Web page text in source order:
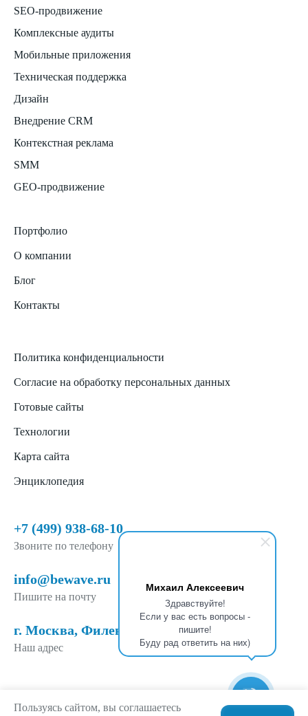
Михаил Алексеевич
Здравствуйте!
Если у вас есть вопросы -
пишите!
Буду рад ответить на них)
SEO-продвижение
Комплексные аудиты
Мобильные приложения
Техническая поддержка
Дизайн
Внедрение CRM
Контекстная реклама
SMM
GEO-продвижение
Портфолио
О компании
Блог
Контакты
Политика конфиденциальности
Согласие на обработку персональных данных
Готовые сайты
Технологии
Карта сайта
Энциклопедия
+7 (499) 938-68-10
Звоните по телефону
info@bewave.ru
Пишите на почту
г. Москва, Филевский б-р, д. 6, п. 1
Наш адрес
Пользуясь сайтом, вы соглашаетесь